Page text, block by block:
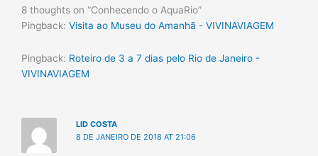
8 thoughts on “Conhecendo o AquaRio”
Pingback: Visita ao Museu do Amanhã - VIVINAVIAGEM
Pingback: Roteiro de 3 a 7 dias pelo Rio de Janeiro -
VIVINAVIAGEM
LID COSTA
8 DE JANEIRO DE 2018 AT 21:06